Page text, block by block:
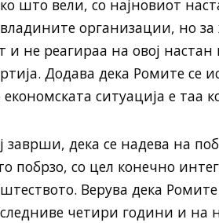
што вели, со најновиот
организации, но
и не реагираа на овој
Додава дека Ромите се
економската ситуација е таа
заврши, дека се надева на
побрзо, со цел конечно
Верува дека
четири години и на